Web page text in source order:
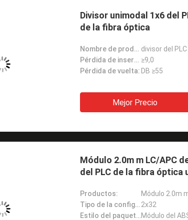
Divisor unimodal 1x6 del
de la fibra óptica
Nombre de producto: divisor del
Pérdida de inserción: ≥9,0
Pérdida de vuelta: DB ≥55
Mejor Precio
Módulo 2.0m m LC/APC
del PLC de la fibra óptica
Productos:
Tipo de la configuración: 2x32
Estilo del paquete:Módulo del